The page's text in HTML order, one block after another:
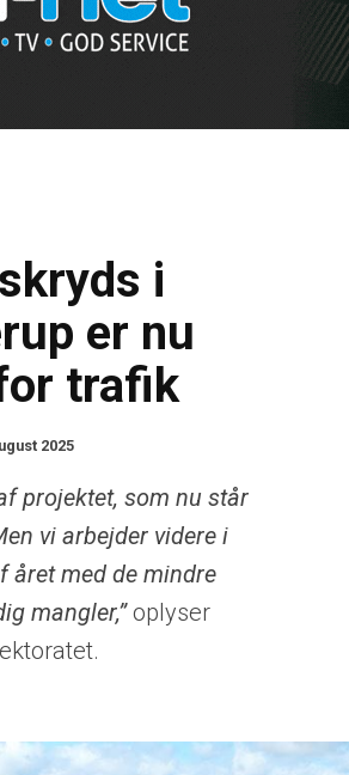
i
er nu
trafik
2025
projektet, som nu står
vi arbejder videre i
året med de mindre
mangler,”oplyser